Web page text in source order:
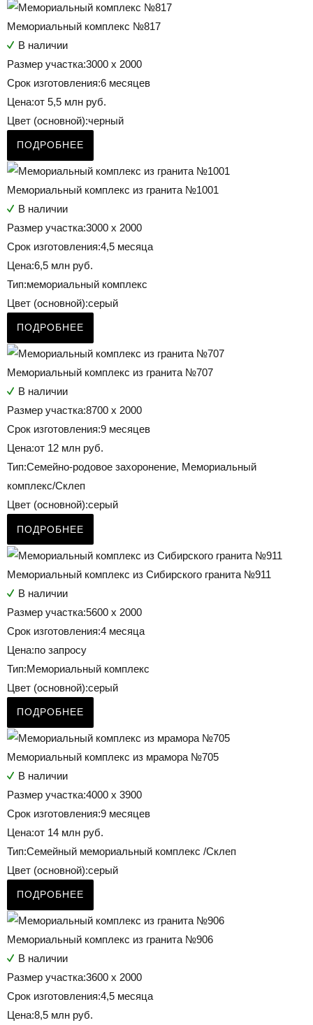
Мемориальный комплекс №817
В наличии
Размер участка:3000 х 2000
Срок изготовления:6 месяцев
Цена:от 5,5 млн руб.
Цвет (основной):черный
ПОДРОБНЕЕ
Мемориальный комплекс из гранита №1001
В наличии
Размер участка:3000 х 2000
Срок изготовления:4,5 месяца
Цена:6,5 млн руб.
Тип:мемориальный комплекс
Цвет (основной):серый
ПОДРОБНЕЕ
Мемориальный комплекс из гранита №707
В наличии
Размер участка:8700 х 2000
Срок изготовления:9 месяцев
Цена:от 12 млн руб.
Тип:Семейно-родовое захоронение, Мемориальный
комплекс/Склеп
Цвет (основной):серый
ПОДРОБНЕЕ
Мемориальный комплекс из Сибирского гранита №911
В наличии
Размер участка:5600 х 2000
Срок изготовления:4 месяца
Цена:по запросу
Тип:Мемориальный комплекс
Цвет (основной):серый
ПОДРОБНЕЕ
Мемориальный комплекс из мрамора №705
В наличии
Размер участка:4000 х 3900
Срок изготовления:9 месяцев
Цена:от 14 млн руб.
Тип:Семейный мемориальный комплекс /Склеп
Цвет (основной):серый
ПОДРОБНЕЕ
Мемориальный комплекс из гранита №906
В наличии
Размер участка:3600 х 2000
Срок изготовления:4,5 месяца
Цена:8,5 млн руб.